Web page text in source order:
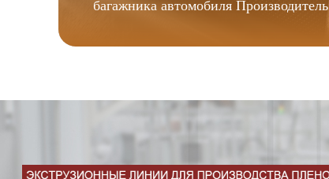
багажника автомобиля Производитель